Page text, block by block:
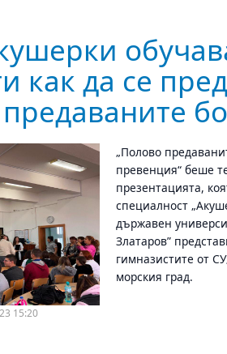
как да се
„Полово
превенция“ беше
презентацията,
специалност
държавен
Златаров”
гимназистите от
морския град.
15:20